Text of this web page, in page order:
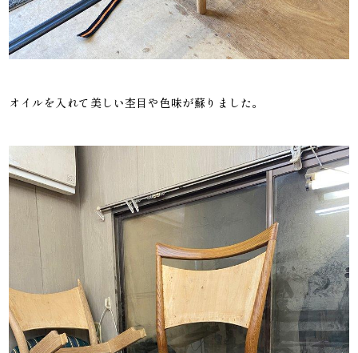
オイルを入れて美しい杢目や色味が蘇りました。